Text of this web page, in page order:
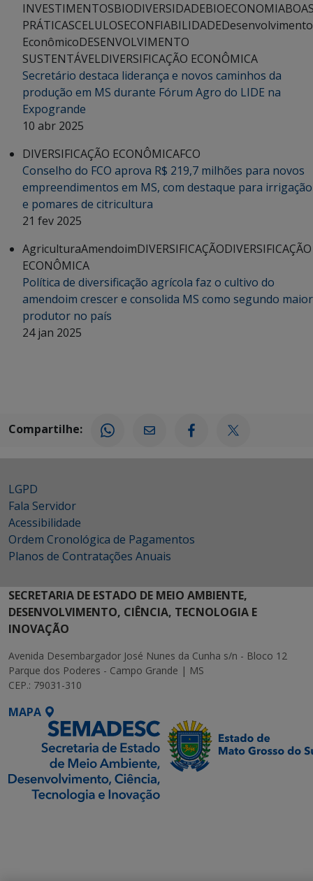
INVESTIMENTOSBIODIVERSIDADEBIOECONOMIA
PRÁTICASCELULOSECONFIABILIDADEDesenvolvimento
EconômicoDESENVOLVIMENTO
SUSTENTÁVELDIVERSIFICAÇÃO ECONÔMICA
Secretário destaca liderança e novos caminhos da
produção em MS durante Fórum Agro do LIDE na
Expogrande
10 abr 2025
DIVERSIFICAÇÃO ECONÔMICAFCO
Conselho do FCO aprova R$ 219,7 milhões para novos
empreendimentos em MS, com destaque para irrigação
e pomares de citricultura
21 fev 2025
AgriculturaAmendoimDIVERSIFICAÇÃODIVERSIFICAÇÃO
ECONÔMICA
Política de diversificação agrícola faz o cultivo do
amendoim crescer e consolida MS como segundo maior
produtor no país
24 jan 2025
Compartilhe:
LGPD
Fala Servidor
Acessibilidade
Ordem Cronológica de Pagamentos
Planos de Contratações Anuais
SECRETARIA DE ESTADO DE MEIO AMBIENTE,
DESENVOLVIMENTO, CIÊNCIA, TECNOLOGIA E
INOVAÇÃO
Avenida Desembargador José Nunes da Cunha s/n - Bloco 12
Parque dos Poderes - Campo Grande | MS
CEP.: 79031-310
MAPA